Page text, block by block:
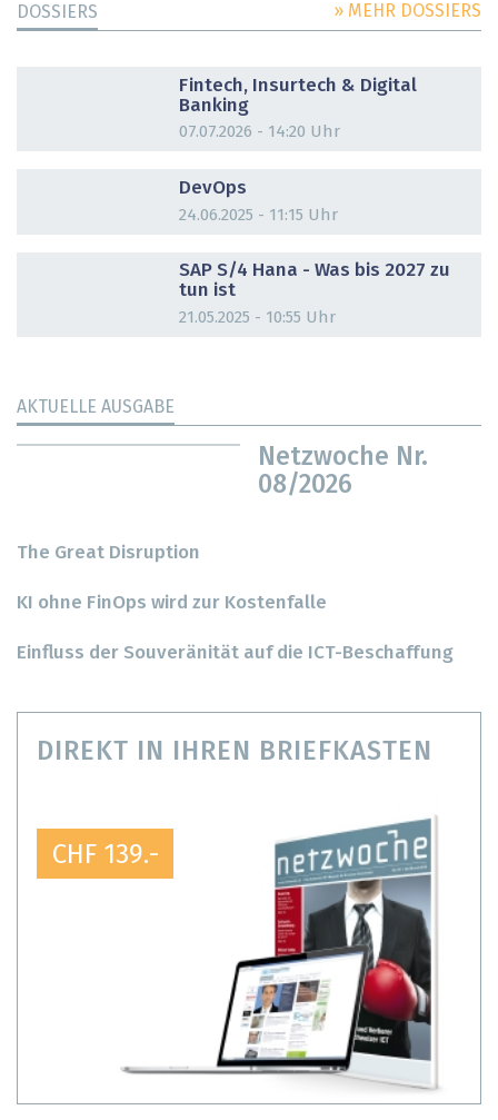
DOSSIERS » MEHR DOSSIERS
Fintech, Insurtech & Digital
Banking
07.07.2026 - 14:20 Uhr
DevOps
24.06.2025 - 11:15 Uhr
SAP S/4 Hana - Was bis 2027 zu
tun ist
21.05.2025 - 10:55 Uhr
AKTUELLE AUSGABE
Netzwoche Nr.
08/2026
The Great Disruption
KI ohne FinOps wird zur Kostenfalle
Einfluss der Souveränität auf die ICT-Beschaffung
DIREKT IN IHREN BRIEFKASTEN
CHF 139.-